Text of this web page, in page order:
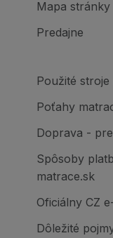
Mapa stránky
Predajne
Použité stroje
Poťahy
Doprava -
Spôsoby
matrace.sk
Oficiálny CZ
Dôležité